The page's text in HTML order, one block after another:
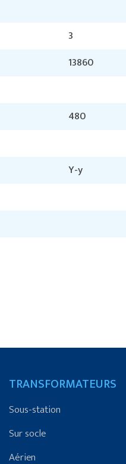
3
13860
480
Y-y
TRANSFORMATEURS
Sous-station
Sur socle
Aérien